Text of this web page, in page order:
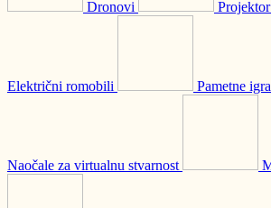
Dronovi Projektor
Električni romobili Pametne
Naočale za virtualnu stvarnost